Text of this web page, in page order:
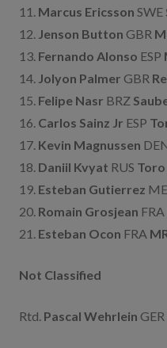
11. Marcus Ericsson SWE
12. Jenson Button GBR
13. Fernando Alonso ESP
14. Jolyon Palmer GBR
15. Felipe Nasr BRZ
16. Carlos Sainz Jr ESP
17. Kevin Magnussen
18. Daniil Kvyat RUS
19. Esteban Gutierrez
20. Romain Grosjean FRA
21. Esteban Ocon FRA
Not Classified
Rtd. Pascal Wehrlein GER